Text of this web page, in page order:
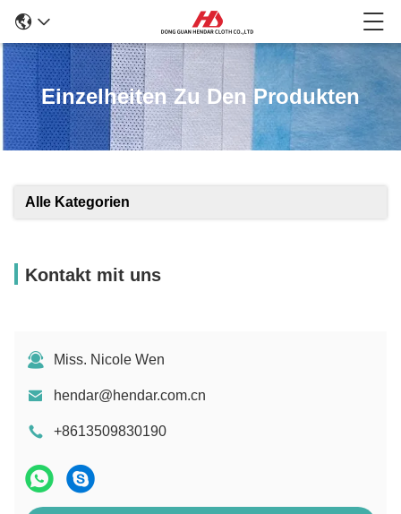
Einzelheiten Zu Den Produkten
Alle Kategorien
Kontakt mit uns
Miss. Nicole Wen
hendar@hendar.com.cn
+8613509830190